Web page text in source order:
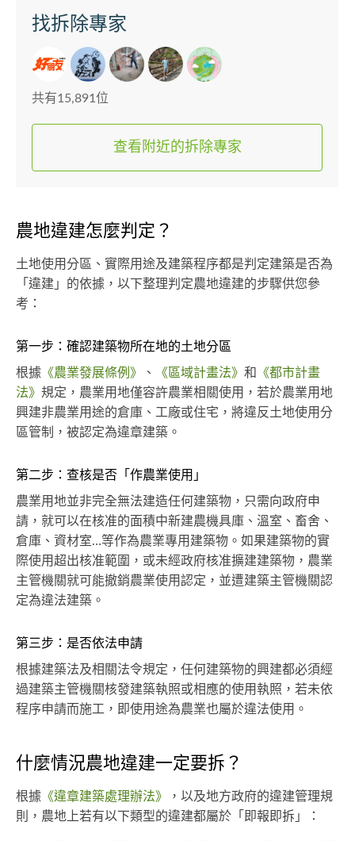
找拆除專家
共有15,891位
查看附近的拆除專家
農地違建怎麼判定？
土地使用分區、實際用途及建築程序都是判定建築是否為
「違建」的依據，以下整理判定農地違建的步驟供您參
考：
第一步：確認建築物所在地的土地分區
根據 《農業發展條例》 、 《區域計畫法》 和
《都市計畫
法》 規定，農業用地僅容許農業相關使用，若於農業用地
興建非農業用途的倉庫、工廠或住宅，將違反土地使用分
區管制，被認定為違章建築。
第二步：查核是否「作農業使用」
農業用地並非完全無法建造任何建築物，只需向政府申
請，就可以在核准的面積中新建農機具庫、溫室、畜舍、
倉庫、資材室…等作為農業專用建築物。如果建築物的實
際使用超出核准範圍，或未經政府核准擴建建築物，農業
主管機關就可能撤銷農業使用認定，並遭建築主管機關認
定為違法建築。
第三步：是否依法申請
根據建築法及相關法令規定，任何建築物的興建都必須經
過建築主管機關核發建築執照或相應的使用執照，若未依
程序申請而施工，即使用途為農業也屬於違法使用。
什麼情況農地違建一定要拆？
根據 《違章建築處理辦法》
，以及地方政府的違建管理規
則，農地上若有以下類型的違建都屬於「即報即拆」：